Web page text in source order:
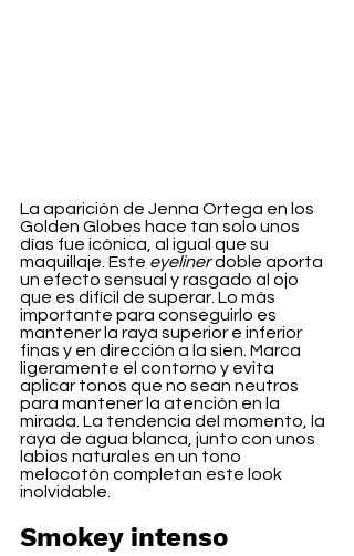
La aparición de Jenna Ortega en los
Golden Globes hace tan solo unos
días fue icónica, al igual que su
maquillaje. Este eyeliner doble aporta
un efecto sensual y rasgado al ojo
que es difícil de superar. Lo más
importante para conseguirlo es
mantener la raya superior e inferior
finas y en dirección a la sien. Marca
ligeramente el contorno y evita
aplicar tonos que no sean neutros
para mantener la atención en la
mirada. La tendencia del momento, la
raya de agua blanca, junto con unos
labios naturales en un tono
melocotón completan este look
inolvidable.
Smokey intenso